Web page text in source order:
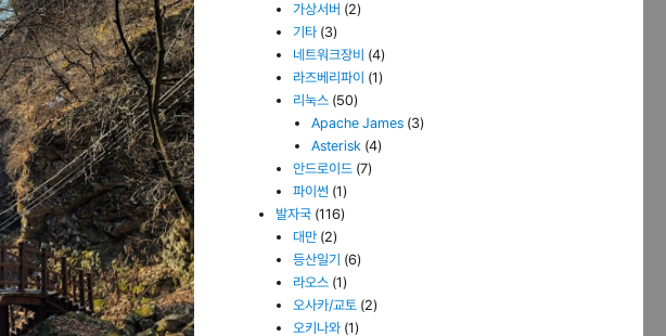
가상서버 (2)
기타 (3)
네트워크장비 (4)
라즈베리파이 (1)
리눅스 (50)
Apache James(3)
Asterisk(4)
안드로이드 (7)
파이썬 (1)
발자국 (116)
대만 (2)
등산일기 (6)
라오스 (1)
오사카/교토 (2)
오키나와 (1)